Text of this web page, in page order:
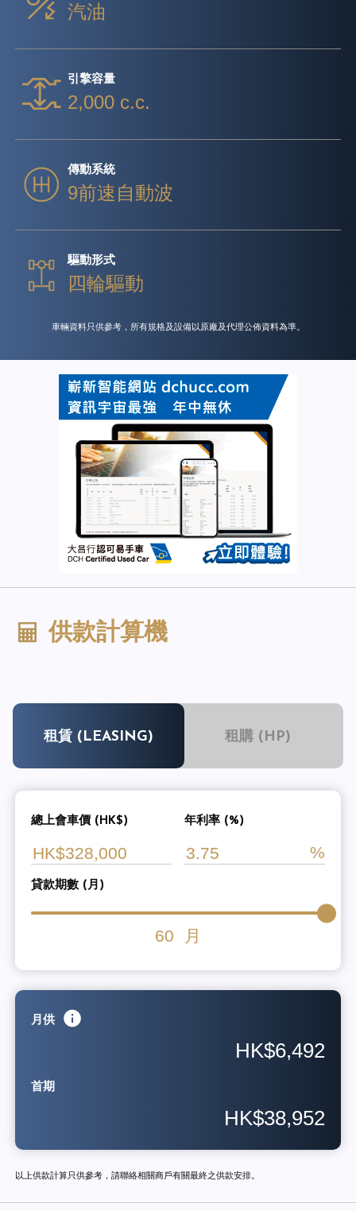
汽油
引擎容量
2,000 c.c.
傳動系統
9前速自動波
驅動形式
四輪驅動
車輛資料只供參考，所有規格及設備以原廠及代理公佈資料為準。
供款計算機
租賃 (LEASING) 租購 (HP)
總上會車價 (HK$) 年利率 (%)
貸款期數 (月)
60 月
月供
HK$6,492
首期
HK$38,952
以上供款計算只供參考，請聯絡相關商戶有關最終之供款安排。